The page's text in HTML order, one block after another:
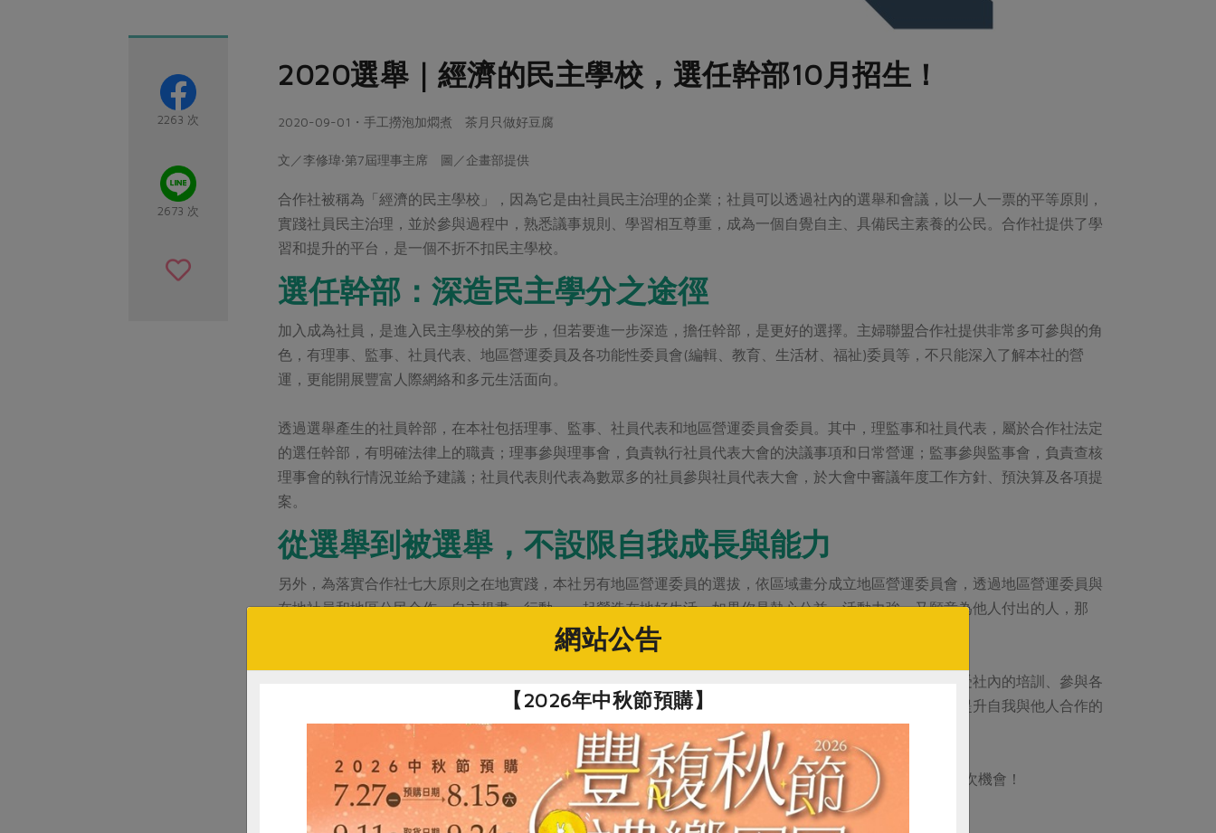
2263 次
2673 次
2020選舉｜經濟的民主學校，選任幹部10月招生！
2020-09-01・手工撈泡加燜煮 茶月只做好豆腐
文／李修瑋‧第7屆理事主席 圖／企畫部提供
合作社被稱為「經濟的民主學校」，因為它是由社員民主治理的企業；社員可以透過社內的選舉和會議，以一人一票的平等原則，
實踐社員民主治理，並於參與過程中，熟悉議事規則、學習相互尊重，成為一個自覺自主、具備民主素養的公民。合作社提供了學
習和提升的平台，是一個不折不扣民主學校。
選任幹部：深造民主學分之途徑
加入成為社員，是進入民主學校的第一步，但若要進一步深造，擔任幹部，是更好的選擇。主婦聯盟合作社提供非常多可參與的角
色，有理事、監事、社員代表、地區營運委員及各功能性委員會(編輯、教育、生活材、福祉)委員等，不只能深入了解本社的營
運，更能開展豐富人際網絡和多元生活面向。
透過選舉產生的社員幹部，在本社包括理事、監事、社員代表和地區營運委員會委員。其中，理監事和社員代表，屬於合作社法定
的選任幹部，有明確法律上的職責；理事參與理事會，負責執行社員代表大會的決議事項和日常營運；監事參與監事會，負責查核
理事會的執行情況並給予建議；社員代表則代表為數眾多的社員參與社員代表大會，於大會中審議年度工作方針、預決算及各項提
案。
從選舉到被選舉，不設限自我成長與能力
另外，為落實合作社七大原則之在地實踐，本社另有地區營運委員的選拔，依區域畫分成立地區營運委員會，透過地區營運委員與
在地社員和地區公民合作，自主規畫、行動，一起營造在地好生活。如果你是熱心公益、活動力強，又願意為他人付出的人，那
從選舉人成為被選舉人，意謂著願意承擔更多的責任，也會帶來更寛闊的視野和成長。選任幹部將有機會接受社內的培訓、參與各
功能性委員會及各式各樣社內外活動的規畫和執行、與全台灣各地的社員幹部或國內甚至國際組織間交流、提升自我與他人合作的
能力等。簡而言之，擔任選任幹部，將為你開啓一扇門，通往共創幸福的道路。
第八屆社員代表和第三屆區營運委員選舉，即將於2020年底舉行，身為社員的你，不要錯過每三年才有的一次機會！
想知道選舉人與候選人資格嗎？ 點我前往了解
網站公告
【2026年中秋節預購】